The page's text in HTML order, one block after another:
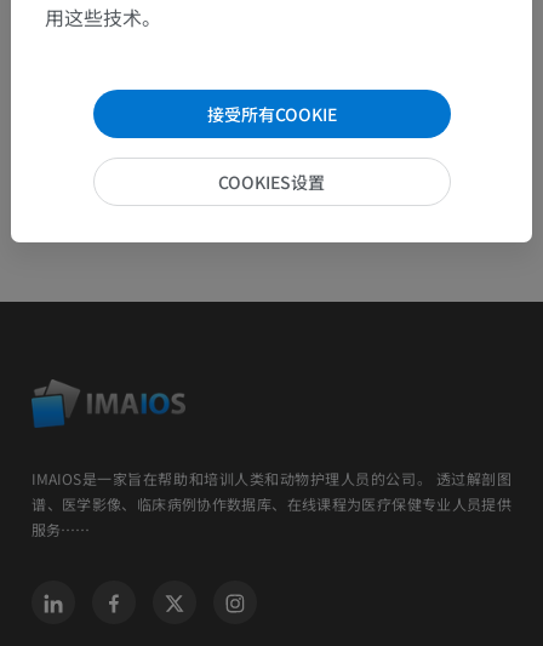
下载APP
IMAIOS是一家旨在帮助和培训人类和动物护理人员的公司。 透过解剖图
谱、医学影像、临床病例协作数据库、在线课程为医疗保健专业人员提供
服务……
用这些技术。
接受所有COOKIE
COOKIES设置